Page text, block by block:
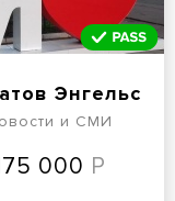
Энгельс
и СМИ
000